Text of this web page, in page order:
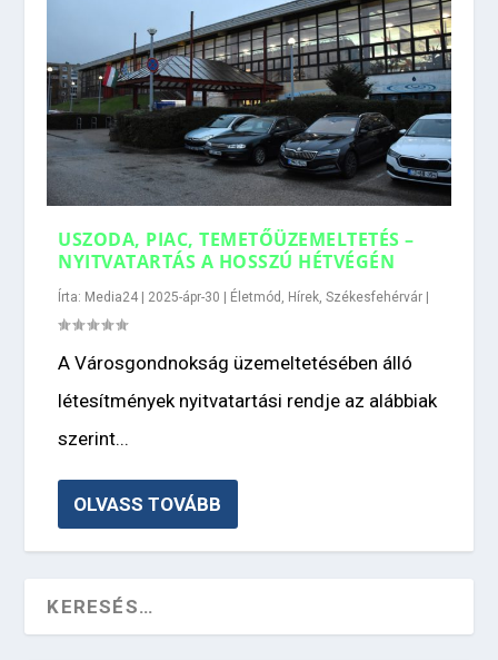
USZODA, PIAC, TEMETŐÜZEMELTETÉS –
NYITVATARTÁS A HOSSZÚ HÉTVÉGÉN
Írta: Media24 2025-ápr-30 Életmód , Hírek,Székesfehérvár
A Városgondnokság üzemeltetésében álló
létesítmények nyitvatartási rendje az alábbiak
szerint...
OLVASS TOVÁBB